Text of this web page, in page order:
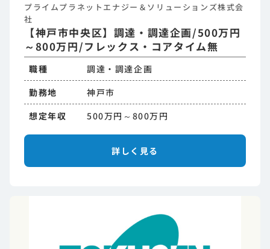
プライムプラネットエナジー＆ソリューションズ株式会
社
【神戸市中央区】調達・調達企画/500万円
～800万円/フレックス・コアタイム無
職種
調達・調達企画
勤務地
神戸市
想定年収
500万円～800万円
詳しく見る